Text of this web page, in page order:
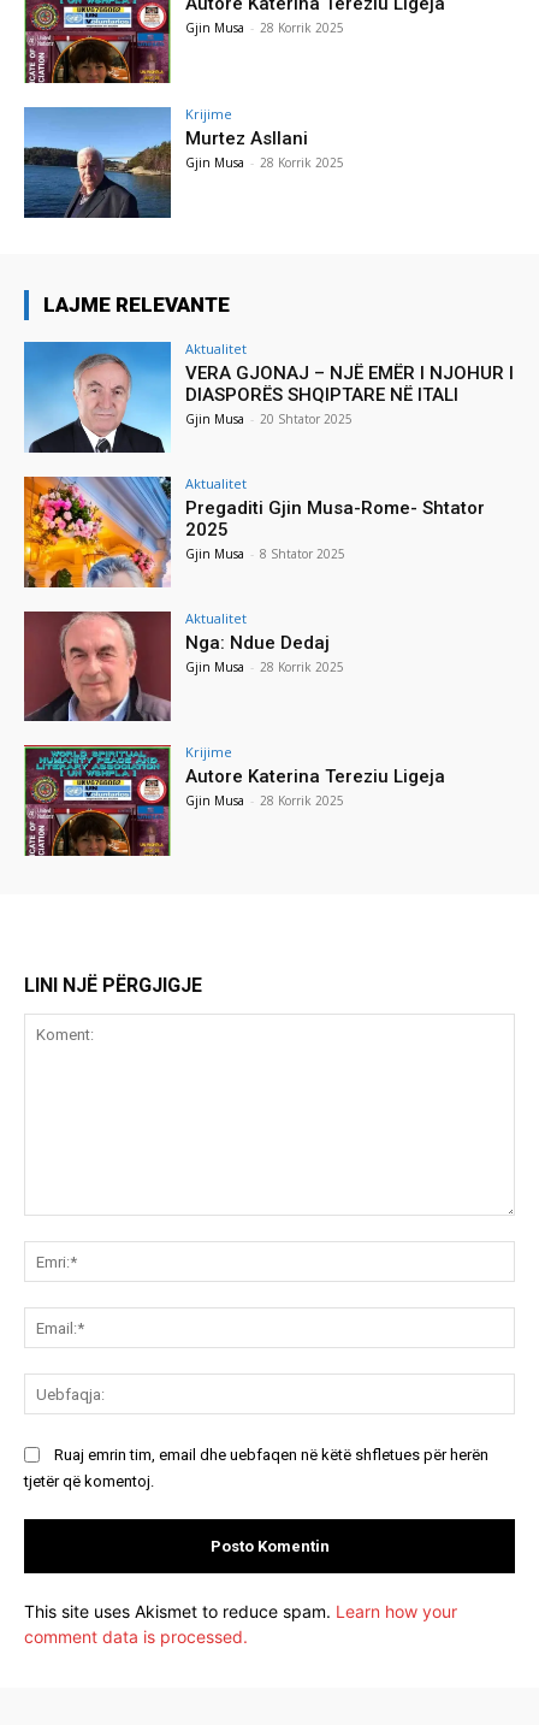
Gjin Musa - 28 Korrik 2025
Krijime
Murtez Asllani
Gjin Musa - 28 Korrik 2025
LAJME RELEVANTE
Aktualitet
VERA GJONAJ – NJË EMËR I NJOHUR I
DIASPORËS SHQIPTARE NË ITALI
Gjin Musa - 20 Shtator 2025
Aktualitet
Pregaditi Gjin Musa-Rome- Shtator
2025
Gjin Musa - 8 Shtator 2025
Aktualitet
Nga: Ndue Dedaj
Gjin Musa - 28 Korrik 2025
Krijime
Autore Katerina Tereziu Ligeja
Gjin Musa - 28 Korrik 2025
LINI NJË PËRGJIGJE
Ruaj emrin tim, email dhe uebfaqen në këtë shfletues për herën
tjetër që komentoj.
This site uses Akismet to reduce spam. Learn how your
comment data is processed.